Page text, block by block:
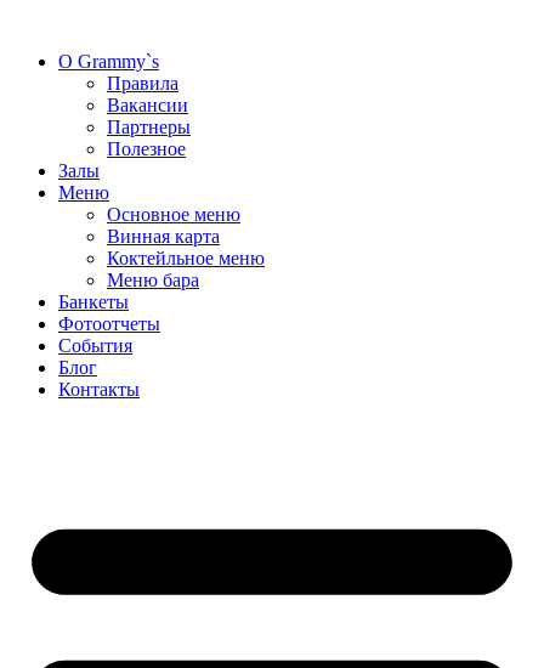
содержимому
О Grammy`s
Правила
Вакансии
Партнеры
Полезное
Залы
Меню
Основное меню
Винная карта
Коктейльное меню
Меню бара
Банкеты
Фотоотчеты
События
Блог
Контакты